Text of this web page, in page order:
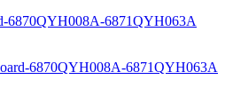
6870QYH008A-6871QYH063A